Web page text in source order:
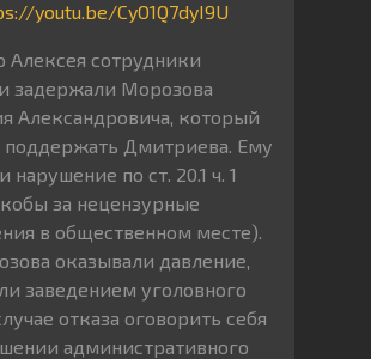
youtu.be/CyO1Q7dyI9U
сотрудники
задержали Морозова
Александровича, который
Дмитриева. Ему
нарушение по ст. 20.1 ч. 1
за нецензурные
в общественном месте).
оказывали давление,
заведением уголовного
отказа оговорить себя
административного